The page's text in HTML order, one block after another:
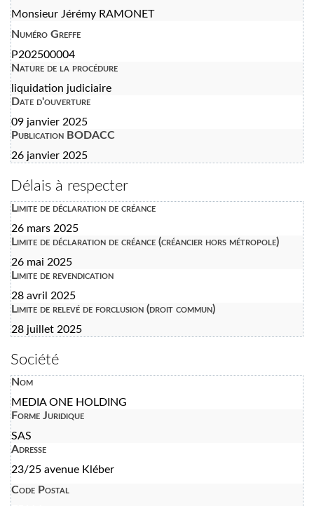
Monsieur Jérémy RAMONET
Numéro Greffe
P202500004
Nature de la procédure
liquidation judiciaire
Date d'ouverture
09 janvier 2025
Publication BODACC
26 janvier 2025
Délais à respecter
Limite de déclaration de créance
26 mars 2025
Limite de déclaration de créance (créancier hors métropole)
26 mai 2025
Limite de revendication
28 avril 2025
Limite de relevé de forclusion (droit commun)
28 juillet 2025
Société
Nom
MEDIA ONE HOLDING
Forme Juridique
SAS
Adresse
23/25 avenue Kléber
Code Postal